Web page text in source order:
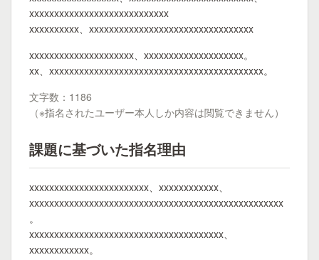
xxxxxxxxxxxxxxxxxxxxxxxxxxxx
xxxxxxxxxx、xxxxxxxxxxxxxxxxxxxxxxxxxxxxxxxxx
xxxxxxxxxxxxxxxxxxxxx、xxxxxxxxxxxxxxxxxxxx。
xx、xxxxxxxxxxxxxxxxxxxxxxxxxxxxxxxxxxxxxxxxxxx。
文字数：1186
（※指名されたユーザー本人しか内容は閲覧できません）
課題に基づいた指名理由
xxxxxxxxxxxxxxxxxxxxxxxx、xxxxxxxxxxxx、
xxxxxxxxxxxxxxxxxxxxxxxxxxxxxxxxxxxxxxxxxxxxxxxxxxx
。
xxxxxxxxxxxxxxxxxxxxxxxxxxxxxxxxxxxxxxx、
xxxxxxxxxxxx。